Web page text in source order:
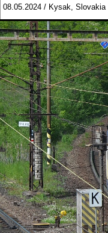
08.05.2024 / Kysak, Slovakia